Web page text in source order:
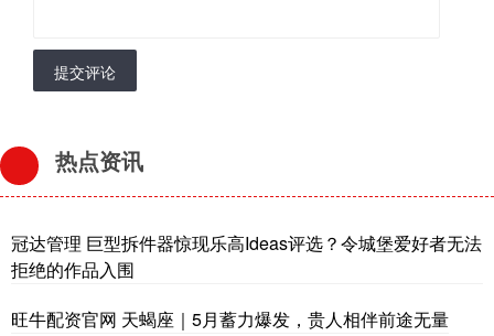
提交评论
热点资讯
冠达管理 巨型拆件器惊现乐高Ideas评选？令城堡爱好者无法
拒绝的作品入围
旺牛配资官网 天蝎座｜5月蓄力爆发，贵人相伴前途无量